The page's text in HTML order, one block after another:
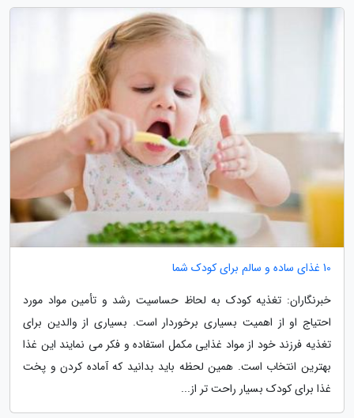
10 غذای ساده و سالم برای کودک شما
خبرنگاران: تغذیه کودک به لحاظ حساسیت رشد و تأمین مواد مورد
احتیاج او از اهمیت بسیاری برخوردار است. بسیاری از والدین برای
تغذیه فرزند خود از مواد غذایی مکمل استفاده و فکر می نمایند این غذا
بهترین انتخاب است. همین لحظه باید بدانید که آماده کردن و پخت
غذا برای کودک بسیار راحت تر از...